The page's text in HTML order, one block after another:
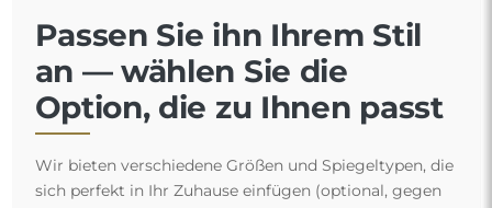
Passen Sie ihn Ihrem Stil
an — wählen Sie die
Option, die zu Ihnen passt
Wir bieten verschiedene Größen und Spiegeltypen, die
sich perfekt in Ihr Zuhause einfügen (optional, gegen